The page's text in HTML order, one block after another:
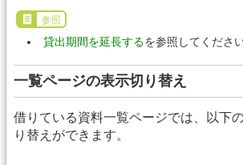
参照
貸出期間を延長するを参照してください
一覧ページの表示切り替え
借りている資料一覧ページでは、以下
り替えができます。